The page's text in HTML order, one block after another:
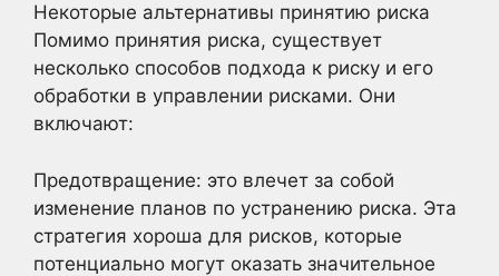
Некоторые альтернативы принятию риска
Помимо принятия риска, существует
несколько способов подхода к риску и его
обработки в управлении рисками. Они
включают:
Предотвращение: это влечет за собой
изменение планов по устранению риска. Эта
стратегия хороша для рисков, которые
потенциально могут оказать значительное